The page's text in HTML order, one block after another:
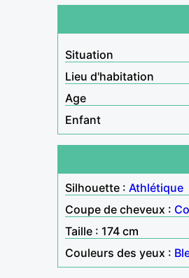
Situation
Lieu d'habitation
Age
Enfant
Silhouette : Athlétique
Coupe de cheveux :
Taille : 174 cm
Couleurs des yeux :